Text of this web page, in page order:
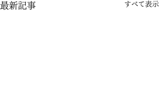
最新記事 すべて表示